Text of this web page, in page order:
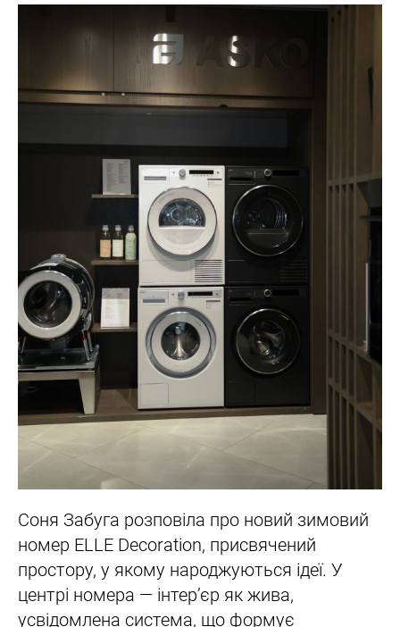
Соня Забуга розповіла про новий зимовий
номер ELLE Decoration, присвячений
простору, у якому народжуються ідеї. У
центрі номера — інтер’єр як жива,
усвідомлена система, що формує